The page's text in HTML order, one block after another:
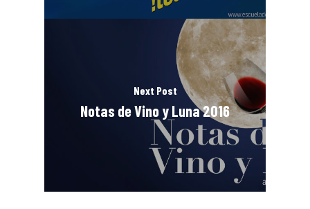
Next Post
Notas de Vino y Luna 2016